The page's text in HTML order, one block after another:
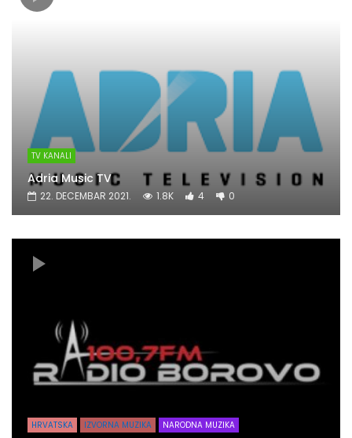
TV KANALI
Adria Music TV
22. DECEMBAR 2021. 1.8K 4 0
HRVATSKA IZVORNA MUZIKA NARODNA MUZIKA